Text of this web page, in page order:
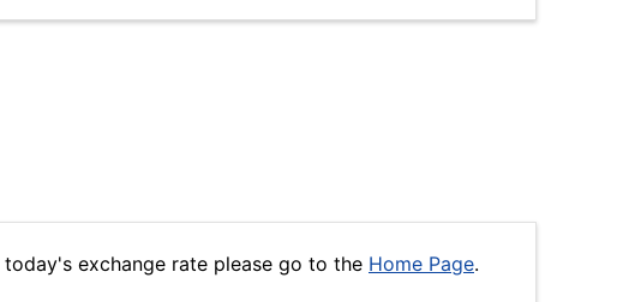
exchange rate please go to the Home Page.